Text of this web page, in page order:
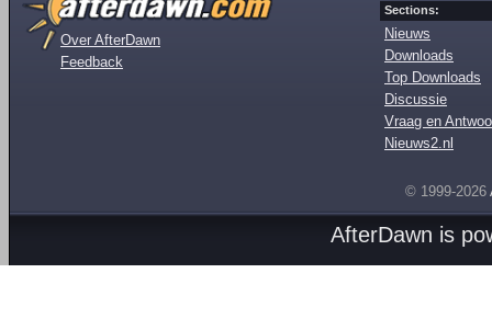
Over AfterDawn
Feedback
Sections:
Nieuws
Downloads
Top Downloads
Discussie
Vraag en
Nieuws2.nl
© 1999-2026
AfterDawn is